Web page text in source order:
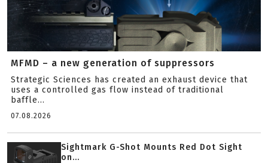
MFMD – a new generation of suppressors
Strategic Sciences has created an exhaust device that
uses a controlled gas flow instead of traditional
baffle...
07.08.2026
Sightmark G-Shot Mounts Red Dot Sight
on...